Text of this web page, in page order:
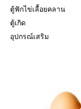
ตู้ฟักไข่เลื้อยคลาน
ตู้เกิด
อุปกรณ์เสริม